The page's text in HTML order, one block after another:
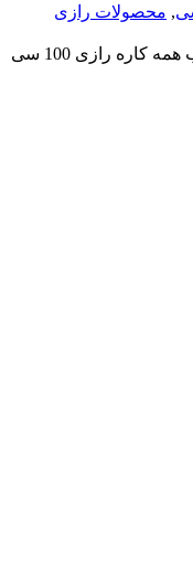
, محصولات رازی
چسب همه کاره رازی 100 سی سی چسب همه کاره رازی 100 سی